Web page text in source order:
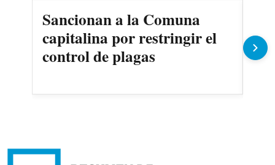
Sancionan a la Comuna
capitalina por restringir el
control de plagas